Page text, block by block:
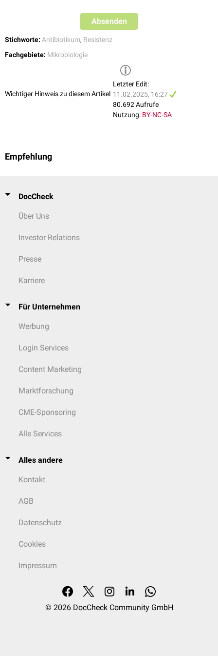
clinical breakpoints
herausgegeben und dienen als Interpretationshilfe.
Absenden
Stichworte: Antibiotikum, Resistenz
Fachgebiete: Mikrobiologie
Wichtiger Hinweis zu diesem Artikel
Letzter Edit:
11.02.2025, 16:27
80.692 Aufrufe
Nutzung: BY-NC-SA
Empfehlung
DocCheck
Über Uns
Investor Relations
Presse
Karriere
Für Unternehmen
Werbung
Login Services
Content Marketing
Marktforschung
CME-Sponsoring
Alle Services
Alles andere
Kontakt
AGB
Datenschutz
Cookies
Impressum
© 2026 DocCheck Community GmbH